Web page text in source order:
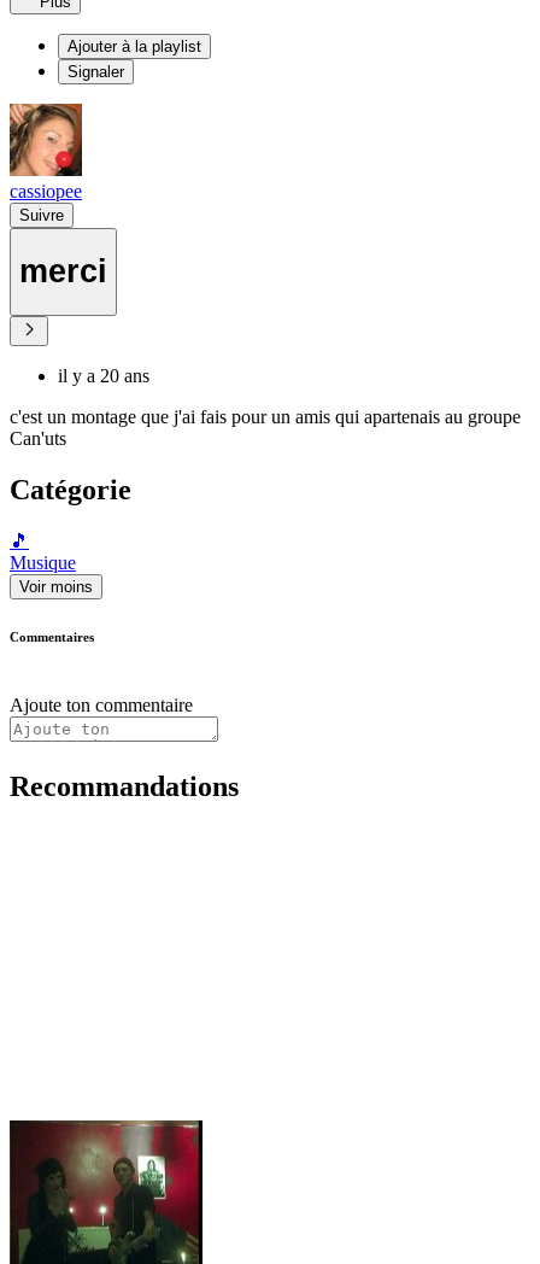
Ajouter à la playlist
Signaler
cassiopee
Suivre
merci
il y a 20 ans
c'est un montage que j'ai fais pour un amis qui apartenais au groupe
Can'uts
Catégorie
🎵
Musique
Voir moins
Commentaires
Ajoute ton commentaire
Recommandations